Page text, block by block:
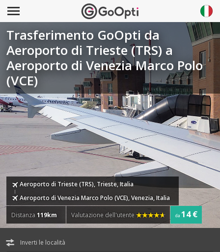
Trasferimento GoOpti da
Aeroporto di Trieste (TRS) a
Aeroporto di Venezia Marco Polo
(VCE)
Aeroporto di Trieste (TRS), Trieste, Italia
Aeroporto di Venezia Marco Polo (VCE), Venezia, Italia
Distanza119km Valutazione dell'utente da 14 €
Inverti le località